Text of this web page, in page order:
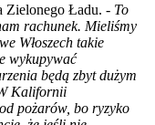
Zielonego Ładu. - To
rachunek. Mieliśmy
Włoszech takie
wykupywać
będą zbyt dużym
Kalifornii
pożarów, bo ryzyko